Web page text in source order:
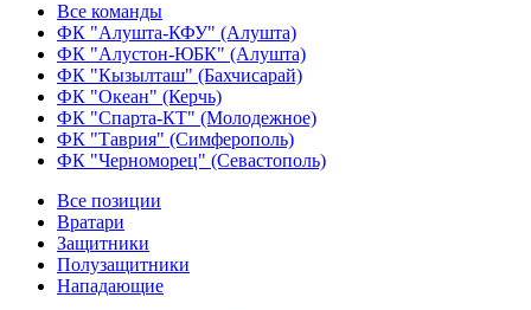
Все команды
ФК "Алушта-КФУ" (Алушта)
ФК "Алустон-ЮБК" (Алушта)
ФК "Кызылташ" (Бахчисарай)
ФК "Океан" (Керчь)
ФК "Спарта-КТ" (Молодежное)
ФК "Таврия" (Симферополь)
ФК "Черноморец" (Севастополь)
Все позиции
Вратари
Защитники
Полузащитники
Нападающие